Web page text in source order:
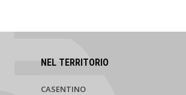
NEL TERRITORIO
CASENTINO